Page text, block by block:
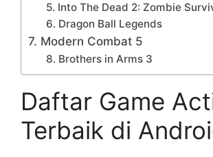
5. Into The Dead 2: Zombie
6. Dragon Ball Legends
7. Modern Combat 5
8. Brothers in Arms 3
Daftar Game
Terbaik di